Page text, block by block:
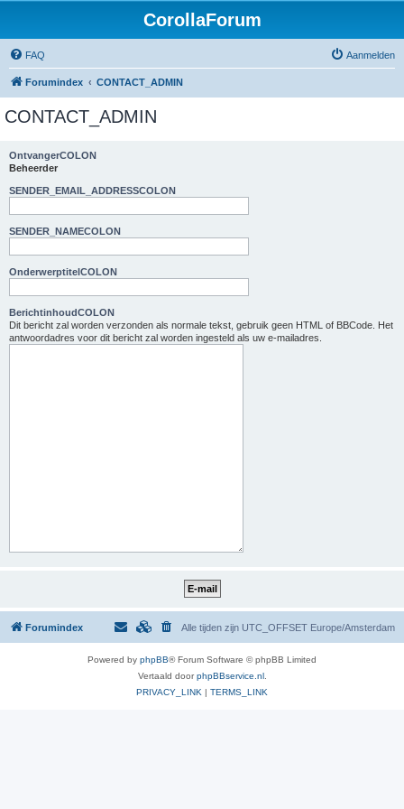
CorollaForum
FAQ Aanmelden
Forumindex CONTACT_ADMIN
CONTACT_ADMIN
OntvangerCOLON
Beheerder
SENDER_EMAIL_ADDRESSCOLON
SENDER_NAMECOLON
OnderwerptitelCOLON
BerichtinhoudCOLON
Dit bericht zal worden verzonden als normale tekst, gebruik geen HTML of BBCode. Het
antwoordadres voor dit bericht zal worden ingesteld als uw e-mailadres.
Forumindex Alle tijden zijn UTC_OFFSET Europe/Amsterdam
Powered by phpBB® Forum Software © phpBB Limited
Vertaald doorphpBBservice.nl.
PRIVACY_LINK | TERMS_LINK